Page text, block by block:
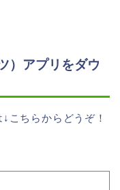
）アプリをダウ
こちらからどうぞ！